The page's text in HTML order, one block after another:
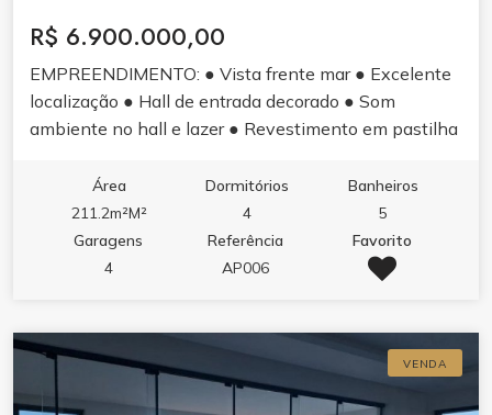
R$ 6.900.000,00
EMPREENDIMENTO: ● Vista frente mar ● Excelente
localização ● Hall de entrada decorado ● Som
ambiente no hall e lazer ● Revestimento em pastilha
Sensores de presença nas luzes das áreas comuns ●
Gerador de energia para situações de emergência ●
Infraestrutura para medidores de água, luz e gás
individuais ● Vaga privativa com infraestrutura para
vagas garagem, sendo 01 com infraestrutura para
carros elétricos ● Amplo living com ambientes
integrados ● Sacada com churrasqueira c/ exaustor
Área
211.2m²M²
Dormitórios
4
Banheiros
5
Garagens
4
Referência
AP006
Favorito
VENDA